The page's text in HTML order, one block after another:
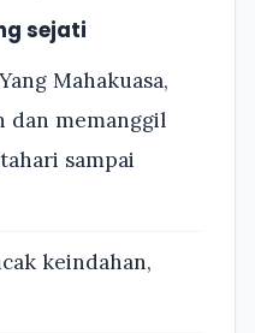
sejati
Mahakuasa,
dan memanggil
sampai
keindahan,